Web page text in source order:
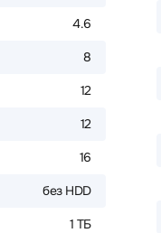
4.6
8
12
12
16
без HDD
1 ТБ